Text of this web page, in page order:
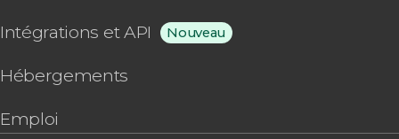
Intégrations et API Nouveau
Hébergements
Emploi